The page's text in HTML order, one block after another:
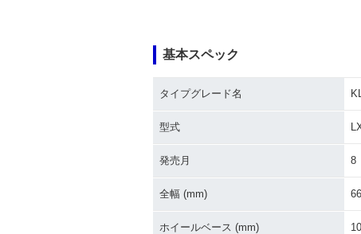
ーチェンジ
基本スペック
タイプグレード名
型式
発売月 8
全幅 (mm)
ホイールベース (mm)